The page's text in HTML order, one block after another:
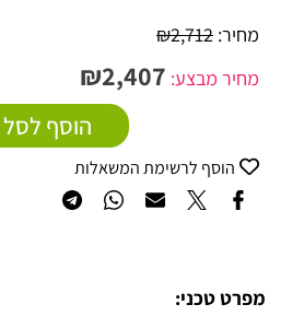
מחיר: ₪2,712
מחיר מבצע:
₪2,407
הוסף לסל
הוסף לרשימת המשאלות
מפרט טכני: